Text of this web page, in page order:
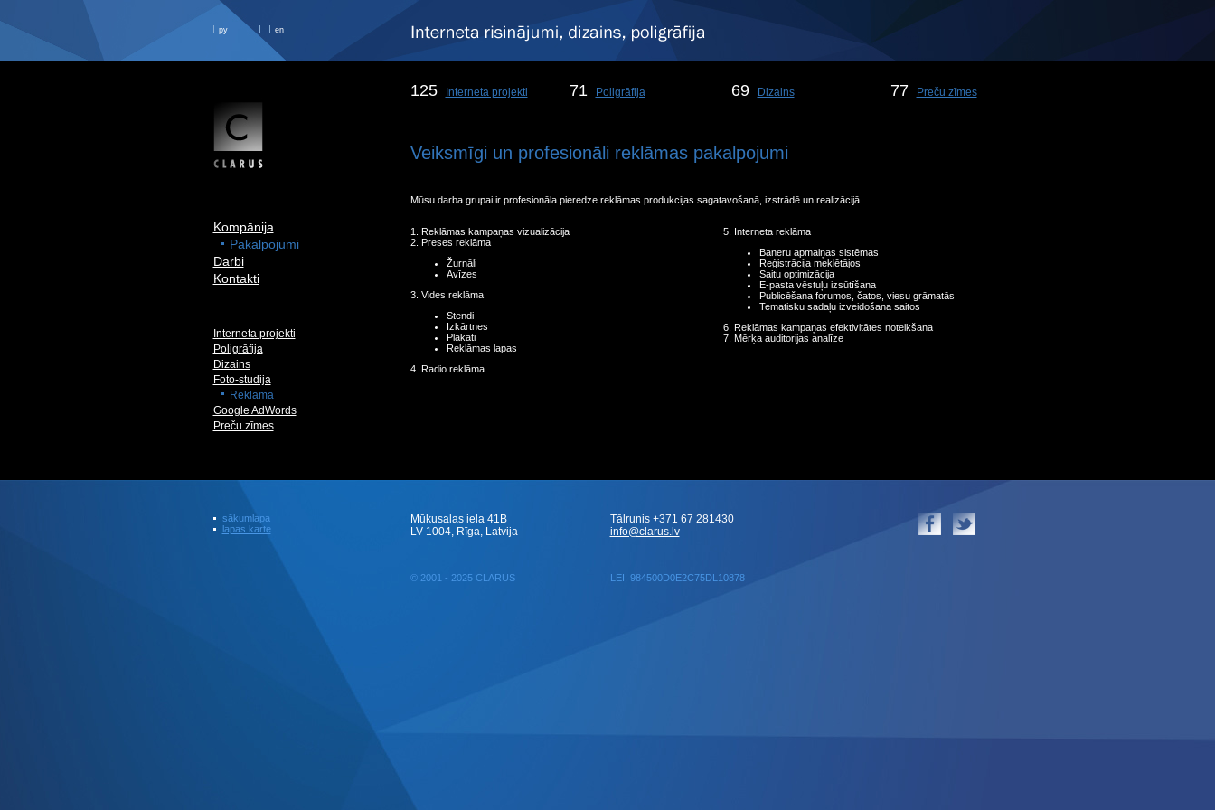
ру en
Kompānija
Pakalpojumi
Darbi
Kontakti
Interneta projekti
Poligrāfija
Dizains
Foto-studija
Reklāma
Google AdWords
Preču zīmes
125 Interneta projekti 71 Poligrāfija 69 Dizains 77 Preču zīmes
Veiksmīgi un profesionāli reklāmas pakalpojumi
Mūsu darba grupai ir profesionāla pieredze reklāmas produkcijas sagatavošanā, izstrādē un realizācijā.
1. Reklāmas kampaņas vizualizācija
2. Preses reklāma
Žurnāli
Avīzes
3. Vides reklāma
Stendi
Izkārtnes
Plakāti
Reklāmas lapas
4. Radio reklāma
5. Interneta reklāma
Baneru apmaiņas sistēmas
Reģistrācija meklētājos
Saitu optimizācija
E-pasta vēstuļu izsūtīšana
Publicēšana forumos, čatos, viesu grāmatās
Tematisku sadaļu izveidošana saitos
6. Reklāmas kampaņas efektivitātes noteikšana
7. Mērķa auditorijas analīze
sākumlapa
lapas karte
Mūkusalas iela 41B
LV 1004, Rīga, Latvija
© 2001 - 2025 CLARUS LEI: 984500D0E2C75DL10878
Tālrunis +371 67 281430
info@clarus.lv